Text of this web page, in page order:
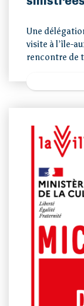
Une
visite à l’île-
rencontre de